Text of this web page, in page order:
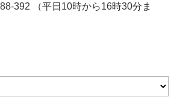
392 （平日10時から16時30分ま